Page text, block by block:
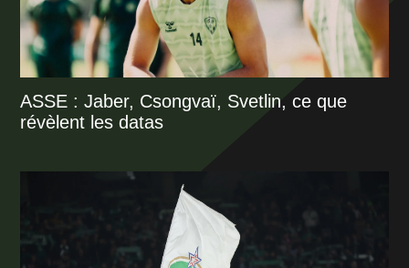
ASSE : Jaber, Csongvaï, Svetlin, ce que
révèlent les datas